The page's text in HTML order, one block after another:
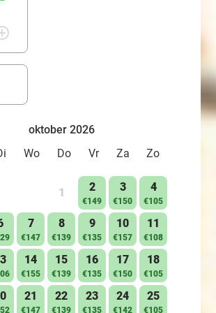
oktober 2026
Wo Do Vr Za Zo
1 2
€149
3
€150
4
€105
7
€147
8
€139
9
€135
10
€157
11
€108
14
€155
15
€139
16
€135
17
€150
18
€105
21
€147
22
€139
23
€135
24
€142
25
€105